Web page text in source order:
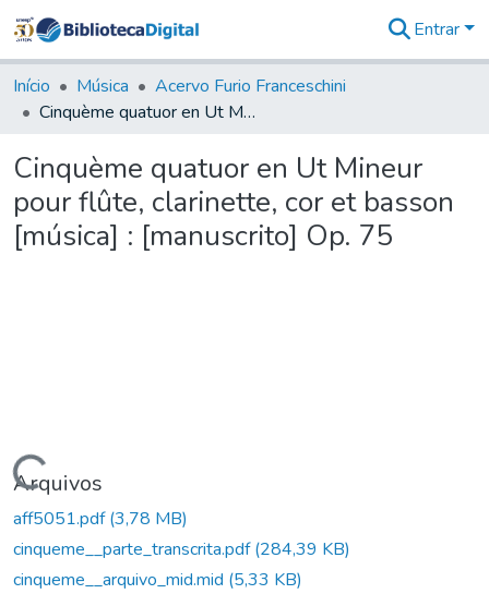
&
Coleções
Tudo na
Digital
Estatísticas
Entrar
Início Música
Acervo Furio Franceschini
Cinquème quatuor en Ut Mineur pour flûte, clarinette, cor et basson [música] : [manuscrito] Op. 75
Cinquème quatuor en Ut Mineur
pour flûte, clarinette, cor et basson
[música] : [manuscrito] Op. 75
Carregando...
Arquivos
aff5051.pdf(3,78 MB)
cinqueme__parte_transcrita.pdf(284,39 KB)
cinqueme__arquivo_mid.mid (5,33 KB)